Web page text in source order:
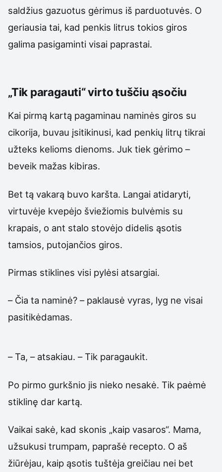
saldžius gazuotus gėrimus iš parduotuvės. O
geriausia tai, kad penkis litrus tokios giros
galima pasigaminti visai paprastai.
„Tik paragauti“ virto tuščiu ąsočiu
Kai pirmą kartą pagaminau naminės giros su
cikorija, buvau įsitikinusi, kad penkių litrų tikrai
užteks kelioms dienoms. Juk tiek gėrimo –
beveik mažas kibiras.
Bet tą vakarą buvo karšta. Langai atidaryti,
virtuvėje kvepėjo šviežiomis bulvėmis su
krapais, o ant stalo stovėjo didelis ąsotis
tamsios, putojančios giros.
Pirmas stiklines visi pylėsi atsargiai.
– Čia ta naminė? – paklausė vyras, lyg ne visai
pasitikėdamas.
– Ta, – atsakiau. – Tik paragaukit.
Po pirmo gurkšnio jis nieko nesakė. Tik paėmė
stiklinę dar kartą.
Vaikai sakė, kad skonis „kaip vasaros“. Mama,
užsukusi trumpam, paprašė recepto. O aš
žiūrėjau, kaip ąsotis tuštėja greičiau nei bet